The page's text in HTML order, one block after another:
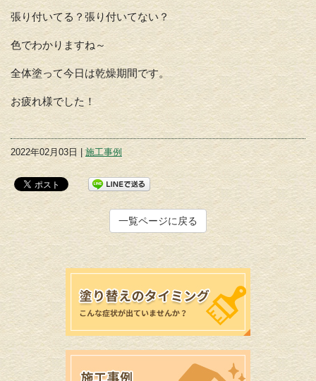
張り付いてる？張り付いてない？
色でわかりますね～
全体塗って今日は乾燥期間です。
お疲れ様でした！
2022年02月03日 |施工事例
一覧ページに戻る